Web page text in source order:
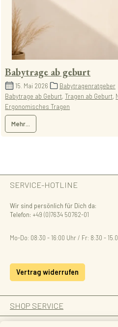
Babytrage ab geburt
15. Mai 2026 Babytragenratgeber
Babytrage ab Geburt,Tragen ab Geburt,
Ergonomisches Tragen
Mehr...
SERVICE-HOTLINE
Wir sind persönlich für Dich da:
Telefon: +49 (0)7634 50762-01
Mo-Do: 08:30 - 16:00 Uhr / Fr: 8:30 -
Vertrag widerrufen
SHOP SERVICE